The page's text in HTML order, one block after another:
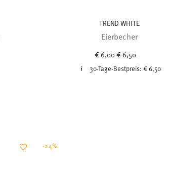
TREND WHITE
Eierbecher
€ 6,00Price reduced from
€ 6,50
30-Tage-Bestpreis: € 6,50
-24%